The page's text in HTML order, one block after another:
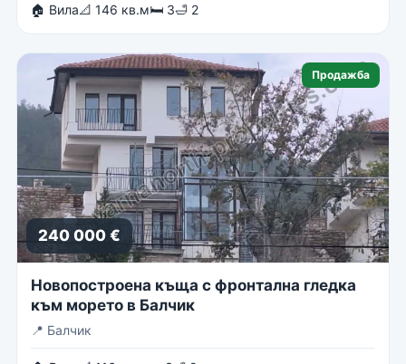
🏠 Вила📐 146 кв.м🛏 3🛁 2
Продажба
240 000 €
Новопостроена къща с фронтална гледка
към морето в Балчик
📍 Балчик